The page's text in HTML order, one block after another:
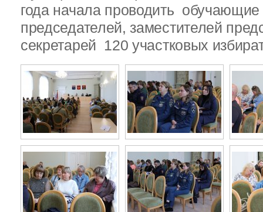
года начала проводить
председателей, заместителей
секретарей 120 участковых